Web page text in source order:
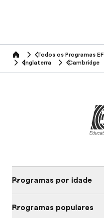
home Todos os Programas EF
Inglaterra
Cambridge
Programas por idade
Programas populares